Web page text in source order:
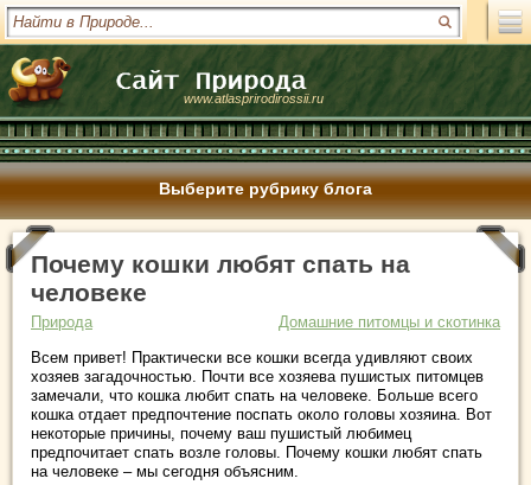
www.atlasprirodirossii.ru
Выберите рубрику блога
Почему кошки любят спать на
человеке
Природа
Домашние питомцы и скотинка
Всем привет! Практически все кошки всегда удивляют своих
хозяев загадочностью. Почти все хозяева пушистых питомцев
замечали, что кошка любит спать на человеке. Больше всего
кошка отдает предпочтение поспать около головы хозяина. Вот
некоторые причины, почему ваш пушистый любимец
предпочитает спать возле головы. Почему кошки любят спать
на человеке – мы сегодня объясним.